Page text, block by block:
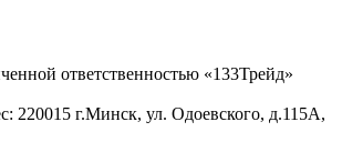
ответственностью «133Трейд»
220015 г.Минск, ул. Одоевского, д.115А,